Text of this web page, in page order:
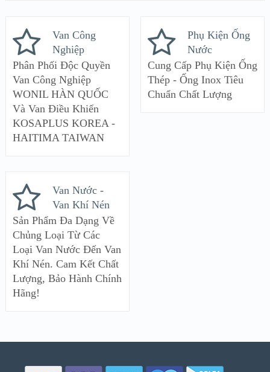
Van Công
Nghiệp
Phân Phối Độc Quyền
Van Công Nghiệp
WONIL HÀN QUỐC
Và Van Điều Khiển
KOSAPLUS KOREA -
HAITIMA TAIWAN
Phụ Kiện Ống
Nước
Cung Cấp Phụ Kiện Ống
Thép - Ống Inox Tiêu
Chuẩn Chất Lượng
Van Nước -
Van Khí Nén
Sản Phẩm Đa Dạng Về
Chủng Loại Từ Các
Loại Van Nước Đến Van
Khí Nén. Cam Kết Chất
Lượng, Bảo Hành Chính
Hãng!